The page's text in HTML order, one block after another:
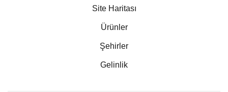
Site Haritası
Ürünler
Şehirler
Gelinlik